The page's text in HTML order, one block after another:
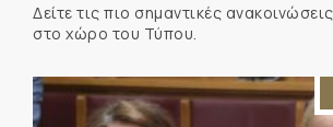
Δείτε τις πιο σημαντικές
στο χώρο του Τύπου.